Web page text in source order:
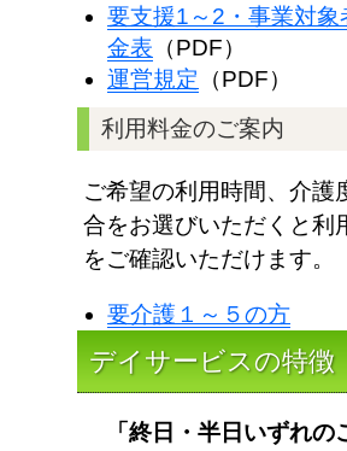
要支援1～2・事業対象
金表 （PDF）
運営規定 （PDF）
利用料金のご案内
ご希望の利用時間、介護
合をお選びいただくと利
をご確認いただけます。
要介護１～５の方
デイサービスの特徴
「終日・半日いずれの